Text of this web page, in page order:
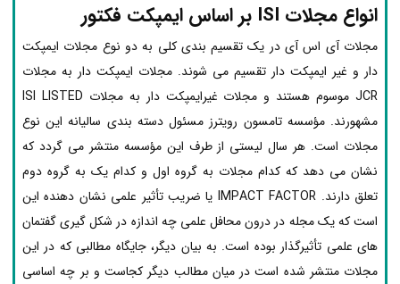
انواع مجلات ISI بر اساس ایمپکت فکتور
مجلات آی اس آی در یک تقسیم بندی کلی به دو نوع مجلات ایمپکت
دار و غیر ایمپکت دار تقسیم می شوند. مجلات ایمپکت دار به مجلات
JCR موسوم هستند و مجلات غیرایمپکت دار به مجلات ISI LISTED
مشهورند. مؤسسه تامسون رویترز مسئول دسته بندی سالیانه این نوع
مجلات است. هر سال لیستی از طرف این مؤسسه منتشر می گردد که
نشان می دهد که کدام مجلات به گروه اول و کدام یک به گروه دوم
تعلق دارند. IMPACT FACTOR یا ضریب تأثیر علمی نشان دهنده این
است که یک مجله در درون محافل علمی چه اندازه در شکل گیری گفتمان
های علمی تأثیرگذار بوده است. به بیان دیگر، جایگاه مطالبی که در این
مجلات منتشر شده است در میان مطالب دیگر کجاست و بر چه اساسی